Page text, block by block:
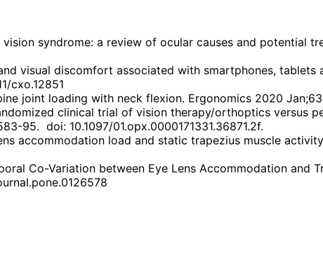
syndrome: a review of ocular causes and potential
visual discomfort associated with smartphones,
cxo.12851
joint loading with neck flexion. Ergonomics 2020
clinical trial of vision therapy/orthoptics versus
95. doi: 10.1097/01.opx.0000171331.36871.2f.
accommodation load and static trapezius muscle
Co-Variation between Eye Lens Accommodation and